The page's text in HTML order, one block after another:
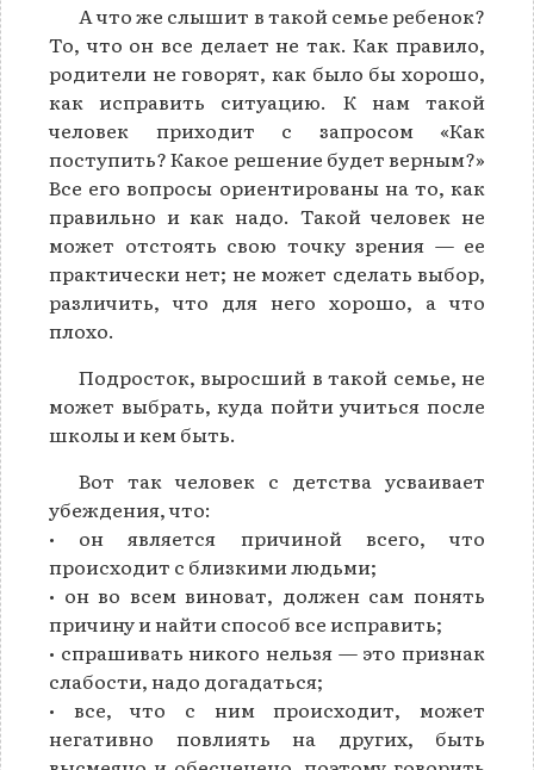
А что же слышит в такой семье ребенок?
То, что он все делает не так. Как правило,
родители не говорят, как было бы хорошо,
как исправить ситуацию. К нам такой
человек приходит с запросом «Как
поступить? Какое решение будет верным?»
Все его вопросы ориентированы на то, как
правильно и как надо. Такой человек не
может отстоять свою точку зрения — ее
практически нет; не может сделать выбор,
различить, что для него хорошо, а что
плохо.
Подросток, выросший в такой семье, не
может выбрать, куда пойти учиться после
школы и кем быть.
Вот так человек с детства усваивает
убеждения, что:
• он является причиной всего, что
происходит с близкими людьми;
• он во всем виноват, должен сам понять
причину и найти способ все исправить;
• спрашивать никого нельзя — это признак
слабости, надо догадаться;
• все, что с ним происходит, может
негативно повлиять на других, быть